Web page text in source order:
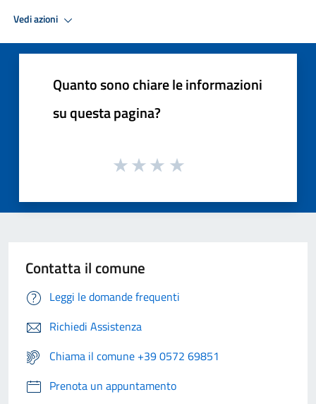
Vedi azioni
Quanto sono chiare le informazioni
su questa pagina?
Contatta il comune
Leggi le domande frequenti
Richiedi Assistenza
Chiama il comune +39 0572 69851
Prenota un appuntamento